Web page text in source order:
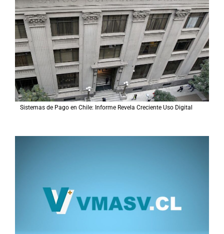
Sistemas de Pago en Chile: Informe Revela Creciente Uso Digital